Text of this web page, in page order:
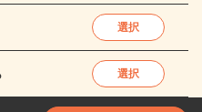
選択
選択